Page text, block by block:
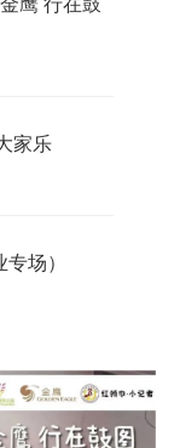
鹰 行在鼓
家乐
场）